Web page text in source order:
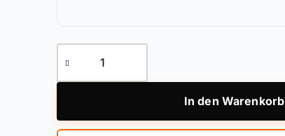
In den Warenkorb